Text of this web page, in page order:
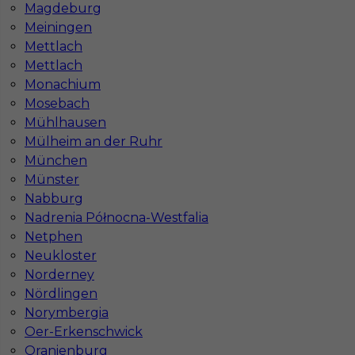
Magdeburg
Meiningen
Mettlach
Mettlach
Monachium
Mosebach
Mühlhausen
Mülheim an der Ruhr
München
Münster
Nabburg
Nadrenia Północna-Westfalia
Netphen
Neukloster
Norderney
Nördlingen
Norymbergia
Oer-Erkenschwick
Oranienburg
InServ © 2014 – 2026 | Wszelkie prawa zastrzeżone
Witryna korzysta z ciasteczek